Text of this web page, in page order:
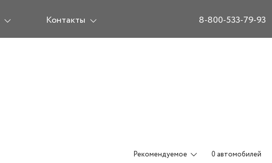
Контакты 8-800-533-79-93
Рекомендуемое 0 автомобилей